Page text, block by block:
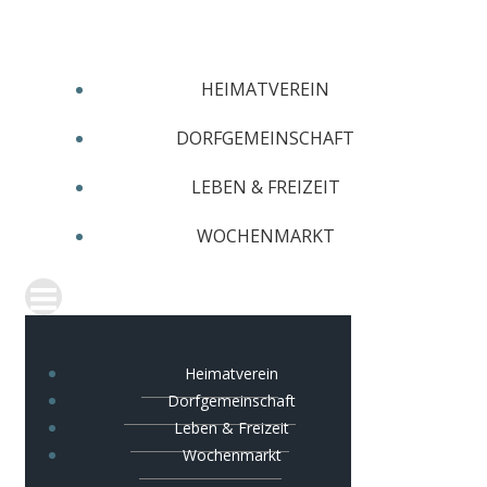
HEIMATVEREIN
DORFGEMEINSCHAFT
LEBEN & FREIZEIT
WOCHENMARKT
Heimatverein
Dorfgemeinschaft
Leben & Freizeit
Wochenmarkt